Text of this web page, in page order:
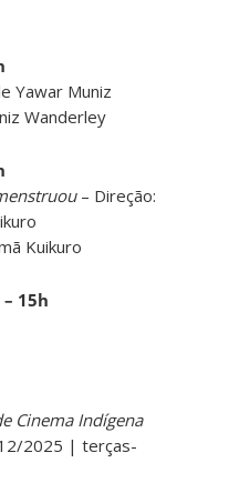
Yawar Muniz
Wanderley
– Direção:
Kuikuro
15h
Cinema Indígena
2025 | terças-